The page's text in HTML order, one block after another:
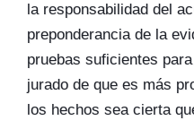
la responsabilidad del
preponderancia de la
pruebas suficientes
jurado de que es más
los hechos sea cierta